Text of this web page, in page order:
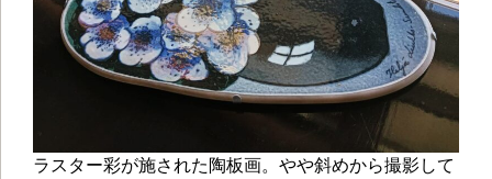
ラスター彩が施された陶板画。やや斜めから撮影して